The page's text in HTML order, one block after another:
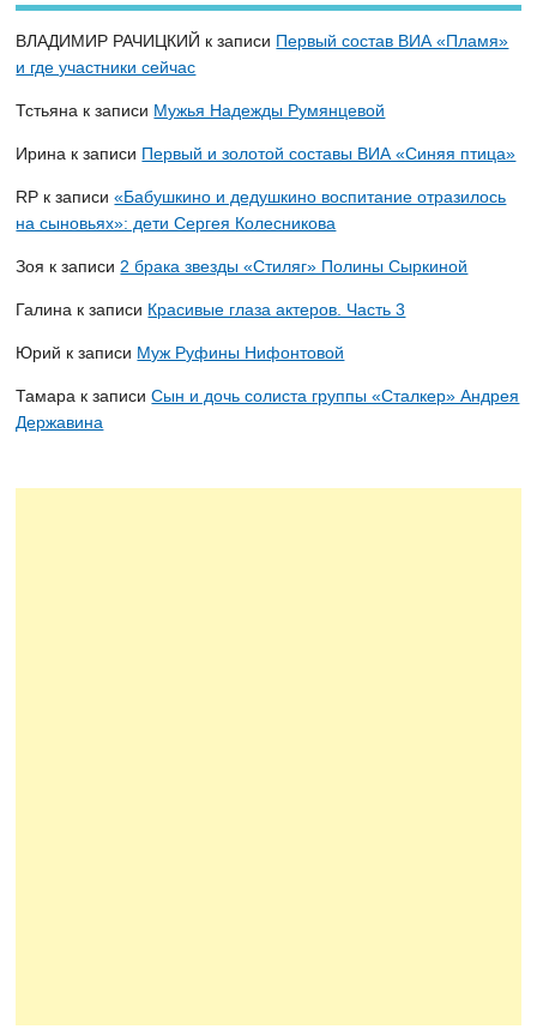
ВЛАДИМИР РАЧИЦКИЙ к записи Первый состав ВИА «Пламя»
и где участники сейчас
Тстьяна к записи Мужья Надежды Румянцевой
Ирина к записи Первый и золотой составы ВИА «Синяя птица»
RP к записи«Бабушкино и дедушкино воспитание отразилось
на сыновьях»: дети Сергея Колесникова
Зоя к записи 2 брака звезды «Стиляг» Полины Сыркиной
Галина к записи Красивые глаза актеров. Часть 3
Юрий к записи Муж Руфины Нифонтовой
Тамара к записиСын и дочь солиста группы «Сталкер» Андрея
Державина